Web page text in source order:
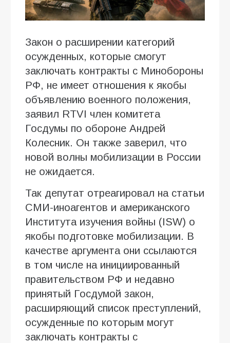
Закон о расширении категорий
осужденных, которые смогут
заключать контракты с Минобороны
РФ, не имеет отношения к якобы
объявлению военного положения,
заявил RTVI член комитета
Госдумы по обороне Андрей
Колесник. Он также заверил, что
новой волны мобилизации в России
не ожидается.
Так депутат отреагировал на статьи
СМИ-иноагентов и американского
Института изучения войны (ISW) о
якобы подготовке мобилизации. В
качестве аргумента они ссылаются
в том числе на инициированный
правительством РФ и недавно
принятый Госдумой закон,
расширяющий список преступлений,
осужденные по которым могут
заключать контракты с